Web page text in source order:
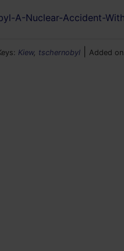
A-Nuclear-Accident-
Kiew, tschernobyl Added on: